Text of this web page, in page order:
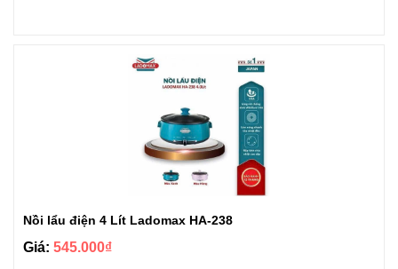
Nồi lẩu điện 4 Lít Ladomax HA-238
Giá: 545.000₫